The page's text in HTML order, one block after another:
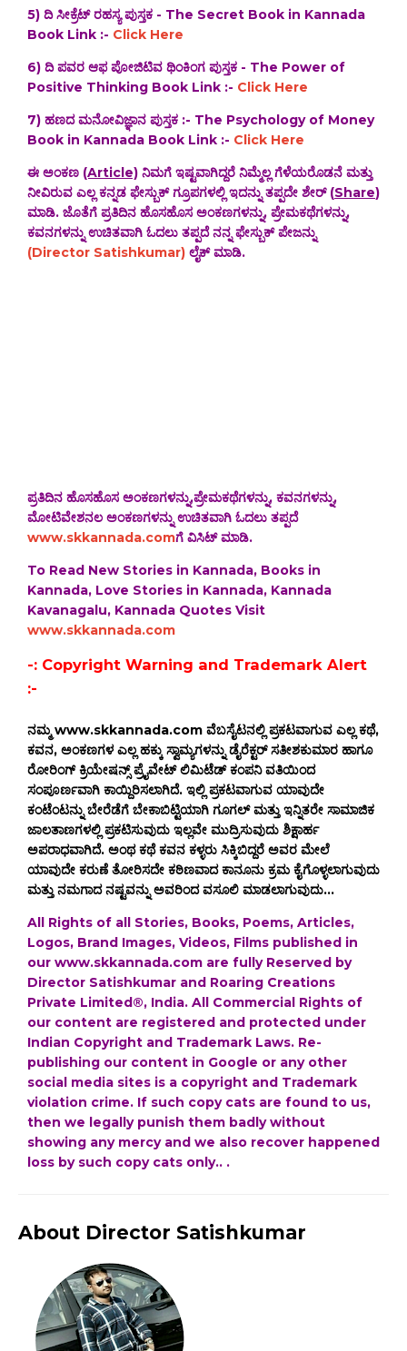
5) ದಿ ಸೀಕ್ರೆಟ್ ರಹಸ್ಯ ಪುಸ್ತಕ - The Secret Book in Kannada
Book Link :- Click Here
6) ದಿ ಪವರ ಆಫ ಪೋಜಿಟಿವ ಥಿಂಕಿಂಗ ಪುಸ್ತಕ - The Power of
Positive Thinking Book Link :- Click Here
7) ಹಣದ ಮನೋವಿಜ್ಞಾನ ಪುಸ್ತಕ :- The Psychology of Money
Book in Kannada Book Link :- Click Here
ಈ ಅಂಕಣ (Article) ನಿಮಗೆ ಇಷ್ಟವಾಗಿದ್ದರೆ ನಿಮ್ಮೆಲ್ಲ ಗೆಳೆಯರೊಡನೆ ಮತ್ತು
ನೀವಿರುವ ಎಲ್ಲ ಕನ್ನಡ ಫೇಸ್ಬುಕ್ ಗ್ರೂಪಗಳಲ್ಲಿ ಇದನ್ನು ತಪ್ಪದೇ ಶೇರ್ (Share)
ಮಾಡಿ. ಜೊತೆಗೆ ಪ್ರತಿದಿನ ಹೊಸಹೊಸ ಅಂಕಣಗಳನ್ನು, ಪ್ರೇಮಕಥೆಗಳನ್ನು,
ಕವನಗಳನ್ನು ಉಚಿತವಾಗಿ ಓದಲು ತಪ್ಪದೆ ನನ್ನ ಫೇಸ್ಬುಕ್ ಪೇಜನ್ನು
(Director Satishkumar) ಲೈಕ್ ಮಾಡಿ.
ಪ್ರತಿದಿನ ಹೊಸಹೊಸ ಅಂಕಣಗಳನ್ನು,ಪ್ರೇಮಕಥೆಗಳನ್ನು, ಕವನಗಳನ್ನು,
ಮೋಟಿವೇಶನಲ ಅಂಕಣಗಳನ್ನು ಉಚಿತವಾಗಿ ಓದಲು ತಪ್ಪದೆ
www.skkannada.comಗೆ ವಿಸಿಟ್ ಮಾಡಿ.
To Read New Stories in Kannada, Books in
Kannada, Love Stories in Kannada, Kannada
Kavanagalu, Kannada Quotes Visit
www.skkannada.com
-: Copyright Warning and Trademark Alert
:-
ನಮ್ಮ www.skkannada.com ವೆಬಸೈಟನಲ್ಲಿ ಪ್ರಕಟವಾಗುವ ಎಲ್ಲ ಕಥೆ,
ಕವನ, ಅಂಕಣಗಳ ಎಲ್ಲ ಹಕ್ಕು ಸ್ವಾಮ್ಯಗಳನ್ನು ಡೈರೆಕ್ಟರ್ ಸತೀಶಕುಮಾರ ಹಾಗೂ
ರೋರಿಂಗ್ ಕ್ರಿಯೇಷನ್ಸ್ ಪ್ರೈವೇಟ್ ಲಿಮಿಟೆಡ್ ಕಂಪನಿ ವತಿಯಿಂದ
ಸಂಪೂರ್ಣವಾಗಿ ಕಾಯ್ದಿರಿಸಲಾಗಿದೆ. ಇಲ್ಲಿ ಪ್ರಕಟವಾಗುವ ಯಾವುದೇ
ಕಂಟೆಂಟನ್ನು ಬೇರೆಡೆಗೆ ಬೇಕಾಬಿಟ್ಟಿಯಾಗಿ ಗೂಗಲ್ ಮತ್ತು ಇನ್ನಿತರೇ ಸಾಮಾಜಿಕ
ಜಾಲತಾಣಗಳಲ್ಲಿ ಪ್ರಕಟಿಸುವುದು ಇಲ್ಲವೇ ಮುದ್ರಿಸುವುದು ಶಿಕ್ಷಾರ್ಹ
ಅಪರಾಧವಾಗಿದೆ. ಅಂಥ ಕಥೆ ಕವನ ಕಳ್ಳರು ಸಿಕ್ಕಿಬಿದ್ದರೆ ಅವರ ಮೇಲೆ
ಯಾವುದೇ ಕರುಣೆ ತೋರಿಸದೇ ಕಠಿಣವಾದ ಕಾನೂನು ಕ್ರಮ ಕೈಗೊಳ್ಳಲಾಗುವುದು
ಮತ್ತು ನಮಗಾದ ನಷ್ಟವನ್ನು ಅವರಿಂದ ವಸೂಲಿ ಮಾಡಲಾಗುವುದು...
All Rights of all Stories, Books, Poems, Articles,
Logos, Brand Images, Videos, Films published in
our www.skkannada.com are fully Reserved by
Director Satishkumar and Roaring Creations
Private Limited®, India. All Commercial Rights of
our content are registered and protected under
Indian Copyright and Trademark Laws. Re-
publishing our content in Google or any other
social media sites is a copyright and Trademark
violation crime. If such copy cats are found to us,
then we legally punish them badly without
showing any mercy and we also recover happened
loss by such copy cats only.. .
About Director Satishkumar